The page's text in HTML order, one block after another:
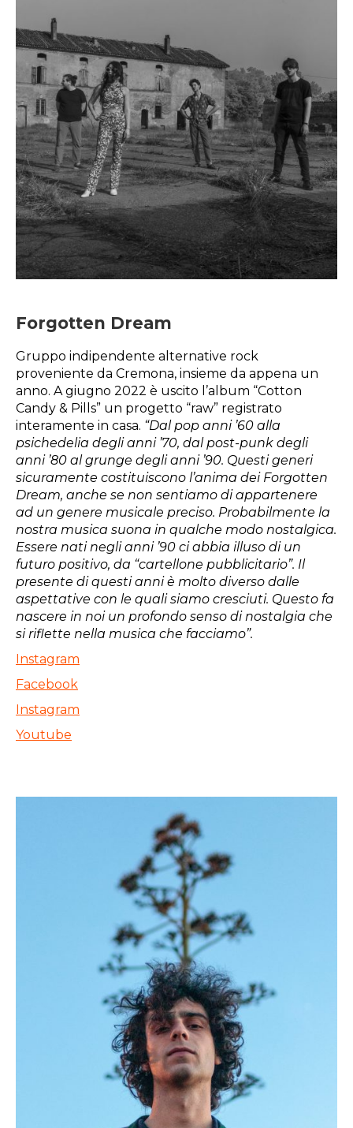
Forgotten Dream
Gruppo indipendente alternative rock
proveniente da Cremona, insieme da appena un
anno. A giugno 2022 è uscito l’album “Cotton
Candy & Pills” un progetto “raw” registrato
interamente in casa. “Dal pop anni ’60 alla
psichedelia degli anni ’70, dal post-punk degli
anni ’80 al grunge degli anni ’90. Questi generi
sicuramente costituiscono l’anima dei Forgotten
Dream, anche se non sentiamo di appartenere
ad un genere musicale preciso. Probabilmente la
nostra musica suona in qualche modo nostalgica.
Essere nati negli anni ’90 ci abbia illuso di un
futuro positivo, da “cartellone pubblicitario”. Il
presente di questi anni è molto diverso dalle
aspettative con le quali siamo cresciuti. Questo fa
nascere in noi un profondo senso di nostalgia che
si riflette nella musica che facciamo”.
Instagram
Facebook
Instagram
Youtube